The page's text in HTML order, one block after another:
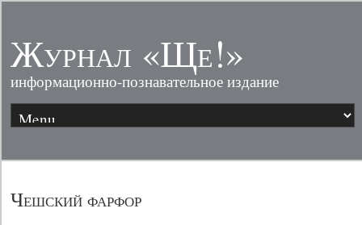
Журнал «Ще!»
информационно-познавательное издание
Чешский фарфор